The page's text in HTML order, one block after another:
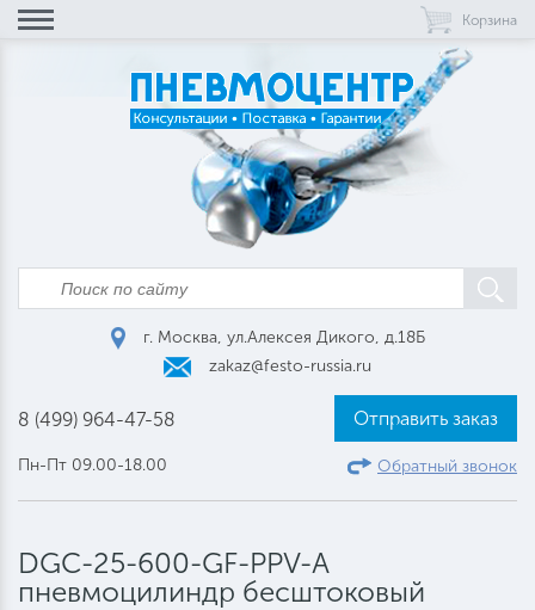
Корзина
г. Москва, ул.Алексея Дикого, д.18Б
zakaz@festo-russia.ru
8 (499) 964-47-58
Пн-Пт 09.00-18.00
Отправить заказ
Обратный звонок
DGC-25-600-GF-PPV-A
пневмоцилиндр бесштоковый